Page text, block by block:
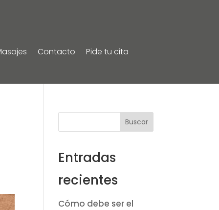
Contacto Pide tu cita
Buscar
Entradas
recientes
Cómo debe ser el